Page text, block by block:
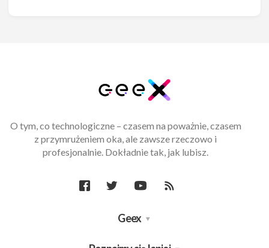
O tym, co technologiczne – czasem na poważnie, czasem
z przymrużeniem oka, ale zawsze rzeczowo i
profesjonalnie. Dokładnie tak, jak lubisz.
Geex